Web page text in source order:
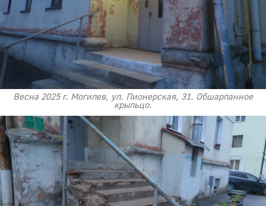
Весна 2025 г. Могилев, ул. Пионерская, 31. Обшарпанное
крыльцо.